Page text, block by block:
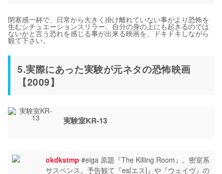
閉塞感一杯で、日常から大きく掛け離れていない事がより恐怖を
生むシチュエーションスリラー。自分の身の上にも起きるのでは
ないかと言う恐れを感じる事が出来る映画を、ドキドキしながら
観て下さい。
5.実際にあった実験が元ネタの恐怖映画
【2009】
実験室KR-13
okdkstmp #eiga 原題『The Killing Room』。密室系
サスペンス。予告観て『es[エス]』や『ウェイヴ』の